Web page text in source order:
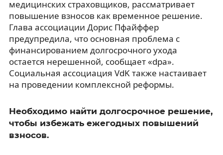
медицинских страховщиков, рассматривает
повышение взносов как временное решение.
Глава ассоциации Дорис Пфайффер
предупредила, что основная проблема с
финансированием долгосрочного ухода
остается нерешенной, сообщает «dpa».
Социальная ассоциация VdK также настаивает
на проведении комплексной реформы.
Необходимо найти долгосрочное решение,
чтобы избежать ежегодных повышений
взносов.